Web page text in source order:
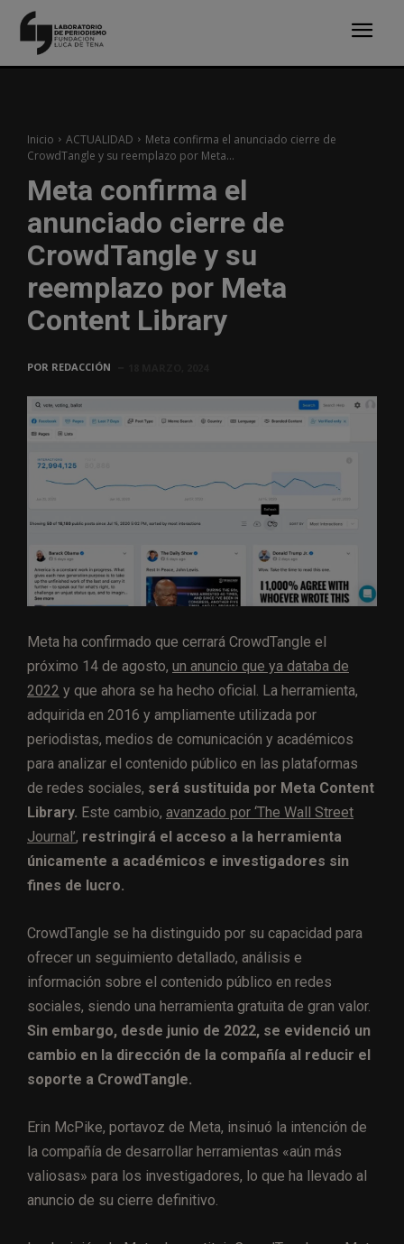
Inicio ACTUALIDAD
Meta confirma el anunciado cierre de
CrowdTangle y su reemplazo por Meta...
Meta confirma el
anunciado cierre de
CrowdTangle y su
reemplazo por Meta
Content Library
POR REDACCIÓN
Meta ha confirmado que cerrará CrowdTangle el
próximo 14 de agosto, un anuncio que ya databa de
2022 y que ahora se ha hecho oficial. La herramienta,
adquirida en 2016 y ampliamente utilizada por
periodistas, medios de comunicación y académicos
para analizar el contenido público en las plataformas
de redes sociales, será sustituida por Meta Content
Library. Este cambio, avanzado por ‘The Wall Street
Journal’, restringirá el acceso a la herramienta
únicamente a académicos e investigadores sin
fines de lucro.
CrowdTangle se ha distinguido por su capacidad para
ofrecer un seguimiento detallado, análisis e
información sobre el contenido público en redes
sociales, siendo una herramienta gratuita de gran valor.
Sin embargo, desde junio de 2022, se evidenció un
cambio en la dirección de la compañía al reducir el
soporte a CrowdTangle.
Erin McPike, portavoz de Meta, insinuó la intención de
la compañía de desarrollar herramientas «aún más
valiosas» para los investigadores, lo que ha llevado al
anuncio de su cierre definitivo.